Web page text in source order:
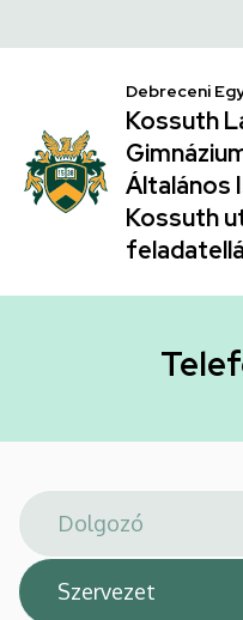
|
Kossuth
Lajos
Gyakorló
Gimnáziuma
Általános
hely
a
Debreceni
Kossuth
Általános
Kossuth